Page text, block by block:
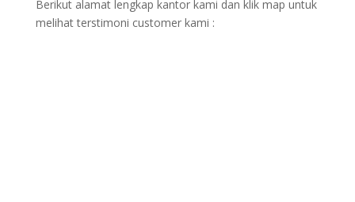
Berikut alamat lengkap kantor kami dan klik map untuk
melihat terstimoni customer kami :